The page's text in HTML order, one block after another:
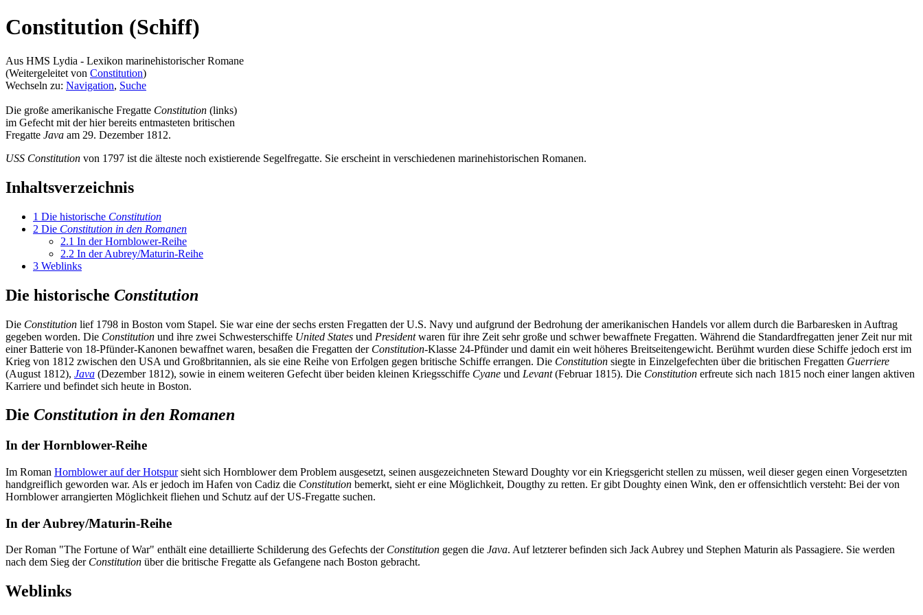
Constitution (Schiff)
Aus HMS Lydia - Lexikon marinehistorischer Romane
(Weitergeleitet von Constitution)
Wechseln zu: Navigation, Suche
Die große amerikanische Fregatte Constitution (links)
im Gefecht mit der hier bereits entmasteten britischen
Fregatte Java am 29. Dezember 1812.
USS Constitution von 1797 ist die älteste noch existierende Segelfregatte. Sie erscheint in verschiedenen marinehistorischen Romanen.
Inhaltsverzeichnis
1 Die historische Constitution
2 Die Constitution in den Romanen
2.1 In der Hornblower-Reihe
2.2 In der Aubrey/Maturin-Reihe
3 Weblinks
Die historische Constitution
Die Constitution lief 1798 in Boston vom Stapel. Sie war eine der sechs ersten Fregatten der U.S. Navy und aufgrund der Bedrohung der amerikanischen Handels vor allem durch die Barbaresken in Auftrag
gegeben worden. Die Constitution und ihre zwei Schwesterschiffe United States und Presidentwaren für ihre Zeit sehr große und schwer bewaffnete Fregatten. Während die Standardfregatten jener Zeit nur mit
einer Batterie von 18-Pfünder-Kanonen bewaffnet waren, besaßen die Fregatten der Constitution-Klasse 24-Pfünder und damit ein weit höheres Breitseitengewicht. Berühmt wurden diese Schiffe jedoch erst im
Krieg von 1812 zwischen den USA und Großbritannien, als sie eine Reihe von Erfolgen gegen britische Schiffe errangen. Die Constitution siegte in Einzelgefechten über die britischen Fregatten Guerriere
(August 1812), Java (Dezember 1812), sowie in einem weiteren Gefecht über beiden kleinen Kriegsschiffe Cyane und Levant(Februar 1815). Die Constitution erfreute sich nach 1815 noch einer langen aktiven
Karriere und befindet sich heute in Boston.
Die Constitution in den Romanen
In der Hornblower-Reihe
Im Roman Hornblower auf der Hotspursieht sich Hornblower dem Problem ausgesetzt, seinen ausgezeichneten Steward Doughty vor ein Kriegsgericht stellen zu müssen, weil dieser gegen einen Vorgesetzten
handgreiflich geworden war. Als er jedoch im Hafen von Cadiz die Constitution bemerkt, sieht er eine Möglichkeit, Dougthy zu retten. Er gibt Doughty einen Wink, den er offensichtlich versteht: Bei der von
Hornblower arrangierten Möglichkeit fliehen und Schutz auf der US-Fregatte suchen.
In der Aubrey/Maturin-Reihe
Der Roman "The Fortune of War" enthält eine detaillierte Schilderung des Gefechts der Constitution gegen die Java. Auf letzterer befinden sich Jack Aubrey und Stephen Maturin als Passagiere. Sie werden
nach dem Sieg der Constitution über die britische Fregatte als Gefangene nach Boston gebracht.
Weblinks